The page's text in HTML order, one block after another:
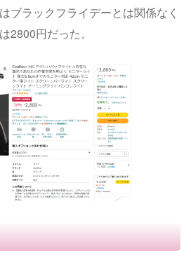
ブラックフライデーとは関係なく
2800円だった。